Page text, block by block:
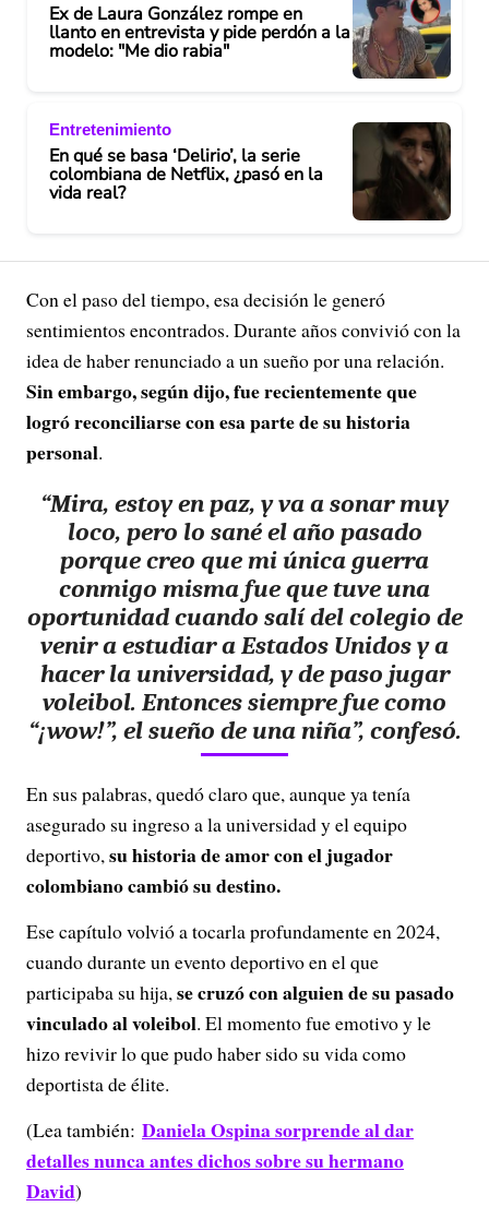
Ex de Laura González rompe en
llanto en entrevista y pide perdón a la
modelo: "Me dio rabia"
Entretenimiento
En qué se basa ‘Delirio’, la serie
colombiana de Netflix, ¿pasó en la
vida real?
Con el paso del tiempo, esa decisión le generó
sentimientos encontrados. Durante años convivió con la
idea de haber renunciado a un sueño por una relación.
Sin embargo, según dijo, fue recientemente que
logró reconciliarse con esa parte de su historia
personal.
“Mira, estoy en paz, y va a sonar muy
loco, pero lo sané el año pasado
porque creo que mi única guerra
conmigo misma fue que tuve una
oportunidad cuando salí del colegio de
venir a estudiar a Estados Unidos y a
hacer la universidad, y de paso jugar
voleibol. Entonces siempre fue como
“¡wow!”, el sueño de una niña”, confesó.
En sus palabras, quedó claro que, aunque ya tenía
asegurado su ingreso a la universidad y el equipo
deportivo,su historia de amor con el jugador
colombiano cambió su destino.
Ese capítulo volvió a tocarla profundamente en 2024,
cuando durante un evento deportivo en el que
participaba su hija,se cruzó con alguien de su pasado
vinculado al voleibol. El momento fue emotivo y le
hizo revivir lo que pudo haber sido su vida como
deportista de élite.
(Lea también: Daniela Ospina sorprende al dar
detalles nunca antes dichos sobre su hermano
David)